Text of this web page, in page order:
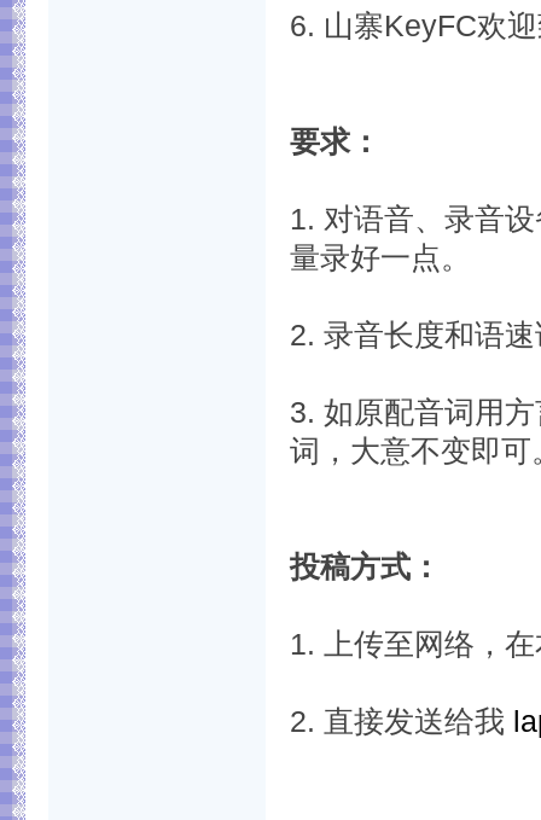
6. 山寨KeyFC欢
要求：
1. 对语音、录音
量录好一点。
2. 录音长度和语
3. 如原配音词用
词，大意不变即可
投稿方式：
1. 上传至网络，
2. 直接发送给我